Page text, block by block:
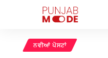
ਨਵੀਆਂ ਪੋਸਟਾਂ